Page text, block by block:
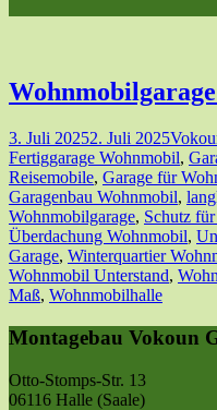
3. Juli 20252. Juli 2025
Fertiggarage Wohnmobil,
Reisemobile, Garage für
Garagenbau Wohnmobil,
Wohnmobilgarage, Schutz
Überdachung Wohnmobil,
Garage, Winterquartier
Wohnmobil Unterstand,
Maß, Wohnmobilhalle
Montagebau Vokoun
Otto-Stomps-Str. 13
06116 Halle (Saale)